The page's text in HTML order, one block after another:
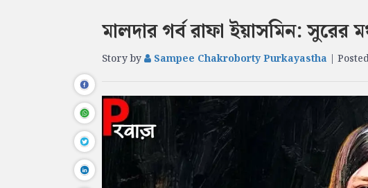
মালদার গর্ব রাফা ইয়াসমিন:
Story by Sampee Chakroborty Purkayastha |